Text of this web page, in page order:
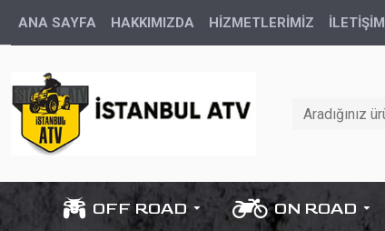
ANA SAYFA HAKKIMIZDA HİZMETLERİMİZ İLETIŞIM
OFF ROAD ON ROAD